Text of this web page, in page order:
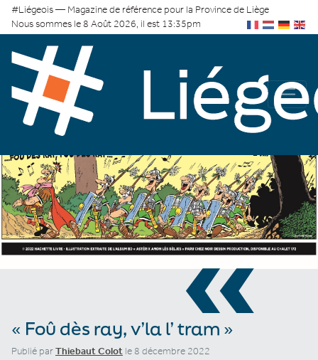
#Liégeois — Magazine de référence pour la Province de Liège
Nous sommes le 8 Août 2026, il est 13:35pm
«
« Foû dès ray, v’la l’ tram »
Publié parThiebaut Colot le 8 décembre 2022